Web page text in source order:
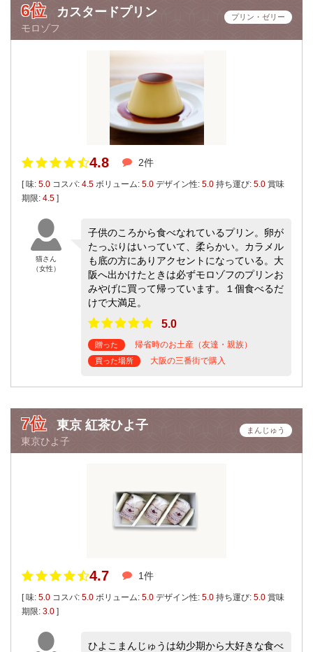
6位 カスタードプリン
モロゾフ
プリン・ゼリー
4.8 2件
[ 味: 5.0 コスパ: 4.5 ボリューム: 5.0 デザイン性: 5.0 持ち運び: 5.0 賞味
期限: 4.5 ]
猫さん
（女性）
子供のころから食べなれているプリン。卵が
たっぷりはいっていて、柔らかい。カラメル
も底の方にありアクセントになっている。大
阪へ出かけたときは必ずモロゾフのプリンお
みやげに買って帰っています。１個食べるだ
けで大満足。
5.0
贈った 帰省時のお土産（友達・親族）
買った場所 大阪の三番街で購入
7位 東京 紅茶ひよ子
東京ひよ子
まんじゅう
4.7 1件
[ 味: 5.0 コスパ: 5.0 ボリューム: 5.0 デザイン性: 5.0 持ち運び: 5.0 賞味
期限: 3.0 ]
ひよこまんじゅうは幼少期から大好きな食べ